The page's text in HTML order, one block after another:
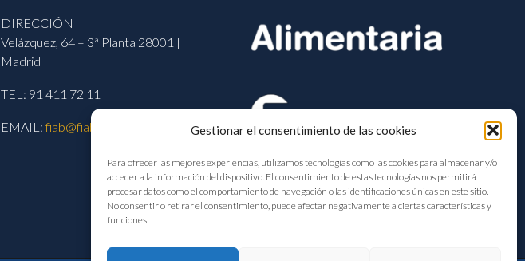
Gestionar el consentimiento de las cookies
Para ofrecer las mejores experiencias, utilizamos tecnologías como las cookies para almacenar y/o
acceder a la información del dispositivo. El consentimiento de estas tecnologías nos permitirá
procesar datos como el comportamiento de navegación o las identificaciones únicas en este sitio.
No consentir o retirar el consentimiento, puede afectar negativamente a ciertas características y
funciones.
DIRECCIÓN
Velázquez, 64 – 3ª Planta 28001 |
Madrid
TEL: 91 411 72 11
EMAIL:fiab@fiab.es